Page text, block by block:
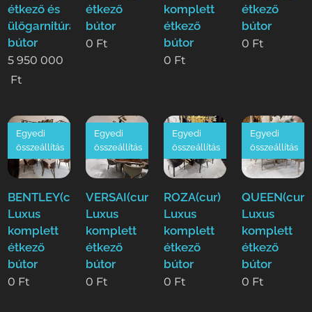
étkező és
ülőgarnitúra
bútor
5 950 000
Ft
étkező
bútor
0 Ft
komplett
étkező
bútor
0 Ft
étkező
bútor
0 Ft
BENTLEY(cur)
Luxus
komplett
étkező
bútor
Egyedi
összeállítás
0 Ft
VERSAI(cur)
Luxus
komplett
étkező
bútor
Egyedi
összeállítás
0 Ft
ROZA(cur)
Luxus
komplett
étkező
bútor
Egyedi
összeállítás
0 Ft
QUEEN(cur)
Luxus
komplett
étkező
bútor
Egyedi
összeállítás
0 Ft